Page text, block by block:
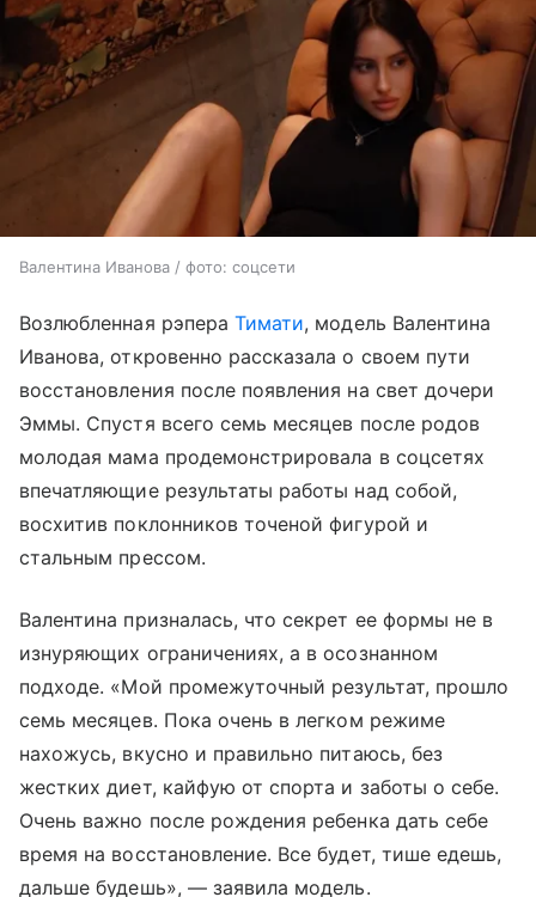
Валентина Иванова / фото: соцсети
Возлюбленная рэпера Тимати, модель Валентина
Иванова, откровенно рассказала о своем пути
восстановления после появления на свет дочери
Эммы. Спустя всего семь месяцев после родов
молодая мама продемонстрировала в соцсетях
впечатляющие результаты работы над собой,
восхитив поклонников точеной фигурой и
стальным прессом.
Валентина призналась, что секрет ее формы не в
изнуряющих ограничениях, а в осознанном
подходе. «Мой промежуточный результат, прошло
семь месяцев. Пока очень в легком режиме
нахожусь, вкусно и правильно питаюсь, без
жестких диет, кайфую от спорта и заботы о себе.
Очень важно после рождения ребенка дать себе
время на восстановление. Все будет, тише едешь,
дальше будешь», — заявила модель.